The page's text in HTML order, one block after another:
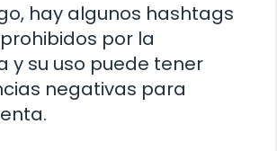
hay algunos hashtags
por la
y su uso puede tener
negativas para